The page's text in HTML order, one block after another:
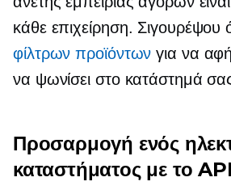
κάθε επιχείρηση. Σιγουρέψου
φίλτρων προϊόντων για να
να ψωνίσει στο κατάστημά
Προσαρμογή ενός
καταστήματος με το